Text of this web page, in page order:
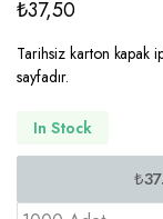
₺37,50
Tarihsiz karton kapak
sayfadır.
In Stock